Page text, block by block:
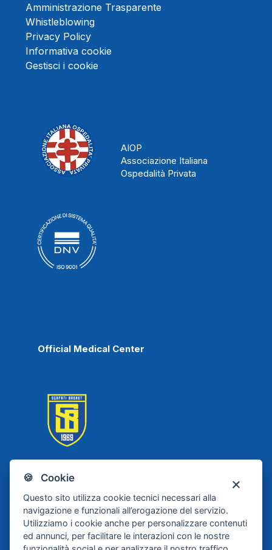
🍪 Cookie
Questo sito utilizza cookie tecnici necessari alla
navigazione e funzionali all’erogazione del servizio.
Utilizziamo i cookie anche per personalizzare contenuti
ed annunci, per facilitare le interazioni con le nostre
Amministrazione Trasparente
Whistleblowing
Privacy Policy
Informativa cookie
Gestisci i cookie
AIOP
Associazione Italiana
Ospedalità Privata
Official Medical Center
Scafati Basket